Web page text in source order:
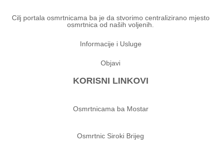
Cilj portala osmrtnicama ba je da stvorimo centralizirano mjesto
osmrtnica od naših voljenih.
Informacije i Usluge
Objavi
KORISNI LINKOVI
Osmrtnicama ba Mostar
Osmrtnic Siroki Brijeg